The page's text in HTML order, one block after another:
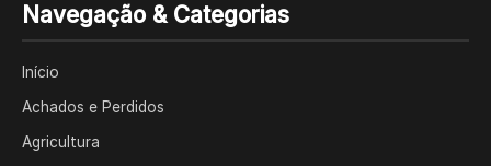
Navegação & Categorias
Início
Achados e Perdidos
Agricultura